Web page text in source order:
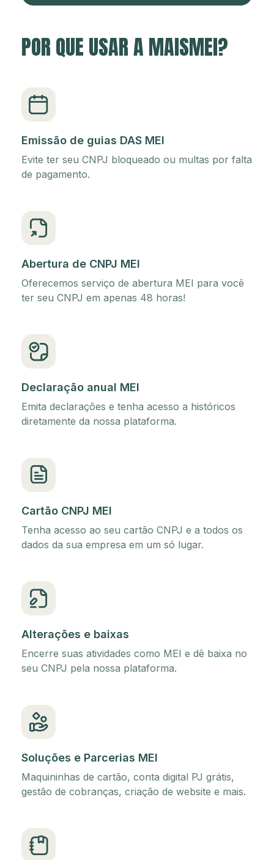
POR QUE USAR A MAISMEI?
Emissão de guias DAS MEI
Evite ter seu CNPJ bloqueado ou multas por falta
de pagamento.
Abertura de CNPJ MEI
Oferecemos serviço de abertura MEI para você
ter seu CNPJ em apenas 48 horas!
Declaração anual MEI
Emita declarações e tenha acesso a históricos
diretamente da nossa plataforma.
Cartão CNPJ MEI
Tenha acesso ao seu cartão CNPJ e a todos os
dados da sua empresa em um só lugar.
Alterações e baixas
Encerre suas atividades como MEI e dê baixa no
seu CNPJ pela nossa plataforma.
Soluções e Parcerias MEI
Maquininhas de cartão, conta digital PJ grátis,
gestão de cobranças, criação de website e mais.